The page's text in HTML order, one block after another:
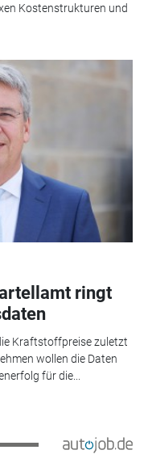
Kostenstrukturen und
ringt
Kraftstoffpreise zuletzt
wollen die Daten
für die...